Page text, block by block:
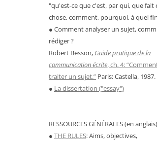
"qu'est-ce que c'est, par qui, que fait
chose, comment, pourquoi, à quel
● Comment analyser un sujet,
rédiger ?
Robert Besson, Guide pratique de la
communication écrite, ch. 4:
traiter un sujet.” Paris: Castella, 1987.
● La dissertation ("essay")
RESSOURCES GÉNÉRALES (en anglais)
● THE RULES: Aims, objectives,